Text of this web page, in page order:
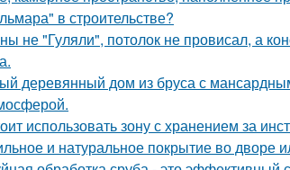
в строительстве?
не "Гуляли", потолок не провисал, а
деревянный дом из бруса с
использовать зону с хранением за
и натуральное покрытие во дворе